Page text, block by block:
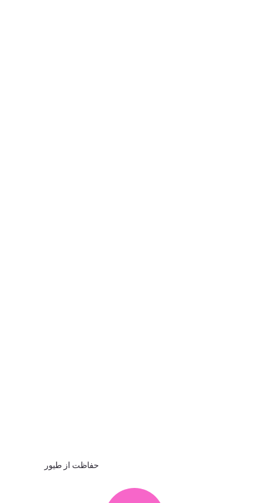
حفاظت از طیور